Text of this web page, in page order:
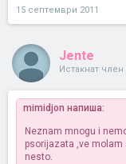
15 септември 2011
Jente
Истакнат член
mimidjon напиша:
Neznam mnogu i
psorijazata ,ve
nesto.